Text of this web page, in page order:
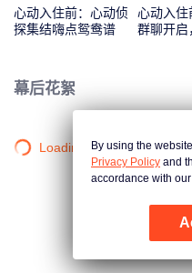
心动入住前：心动侦
探集结嗨点鸳鸯谱
心动入住
群聊开启
幕后花絮
Loading…By using the
Privacy Policy and
accordance with our